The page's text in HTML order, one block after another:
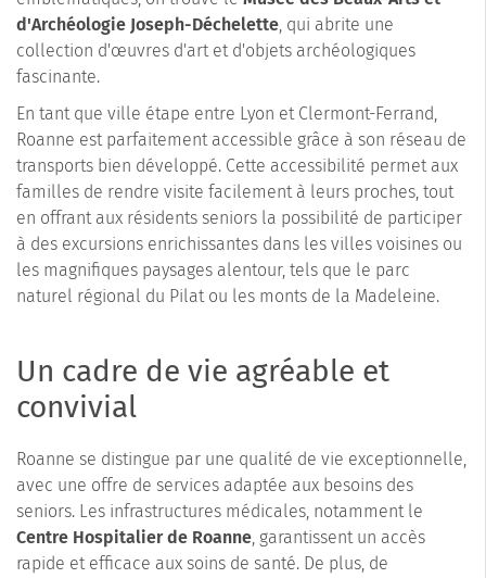
d'Archéologie Joseph-Déchelette, qui abrite une
collection d'œuvres d'art et d'objets archéologiques
fascinante.
En tant que ville étape entre Lyon et Clermont-Ferrand,
Roanne est parfaitement accessible grâce à son réseau de
transports bien développé. Cette accessibilité permet aux
familles de rendre visite facilement à leurs proches, tout
en offrant aux résidents seniors la possibilité de participer
à des excursions enrichissantes dans les villes voisines ou
les magnifiques paysages alentour, tels que le parc
naturel régional du Pilat ou les monts de la Madeleine.
Un cadre de vie agréable et
convivial
Roanne se distingue par une qualité de vie exceptionnelle,
avec une offre de services adaptée aux besoins des
seniors. Les infrastructures médicales, notamment le
Centre Hospitalier de Roanne, garantissent un accès
rapide et efficace aux soins de santé. De plus, de